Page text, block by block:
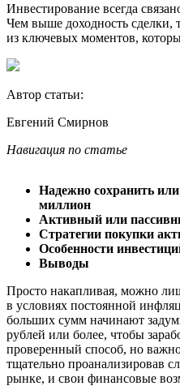
Инвестирование всегда
Чем выше доходность сделки,
из ключевых моментов,
Автор статьи:
Евгений Смирнов
Навигация по статье
Надежно сохранить
миллион
Активный или
Стратегии покупки
Особенности
Выводы
Просто накапливая, можно
в условиях постоянной
больших сумм начинают
рублей или более, чтобы
проверенный способ, но
тщательно проанализировав
рынке, и свои финансовые